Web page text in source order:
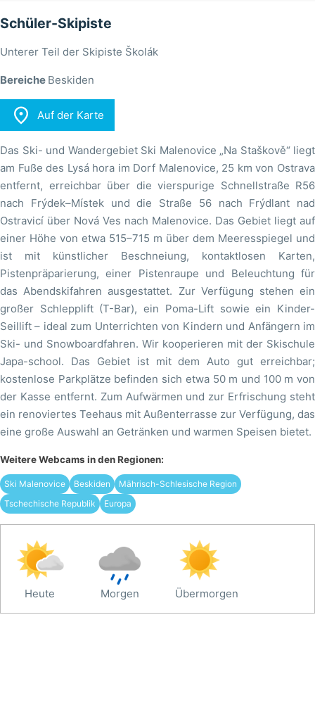
Schüler-Skipiste
Unterer Teil der Skipiste Školák
Bereiche Beskiden
 Auf der Karte
Das Ski- und Wandergebiet Ski Malenovice „Na Staškově“ liegt
am Fuße des Lysá hora im Dorf Malenovice, 25 km von Ostrava
entfernt, erreichbar über die vierspurige Schnellstraße R56
nach Frýdek–Místek und die Straße 56 nach Frýdlant nad
Ostravicí über Nová Ves nach Malenovice. Das Gebiet liegt auf
einer Höhe von etwa 515–715 m über dem Meeresspiegel und
ist mit künstlicher Beschneiung, kontaktlosen Karten,
Pistenpräparierung, einer Pistenraupe und Beleuchtung für
das Abendskifahren ausgestattet. Zur Verfügung stehen ein
großer Schlepplift (T-Bar), ein Poma-Lift sowie ein Kinder-
Seillift – ideal zum Unterrichten von Kindern und Anfängern im
Ski- und Snowboardfahren. Wir kooperieren mit der Skischule
Japa-school. Das Gebiet ist mit dem Auto gut erreichbar;
kostenlose Parkplätze befinden sich etwa 50 m und 100 m von
der Kasse entfernt. Zum Aufwärmen und zur Erfrischung steht
ein renoviertes Teehaus mit Außenterrasse zur Verfügung, das
eine große Auswahl an Getränken und warmen Speisen bietet.
Weitere Webcams in den Regionen:
Ski Malenovice Beskiden
Mährisch-Schlesische Region
Tschechische Republik
Europa
Heute Morgen Übermorgen